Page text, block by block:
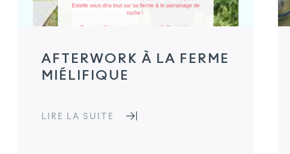
AFTERWORK À LA FERME
MIÉLIFIQUE
LIRE LA SUITE